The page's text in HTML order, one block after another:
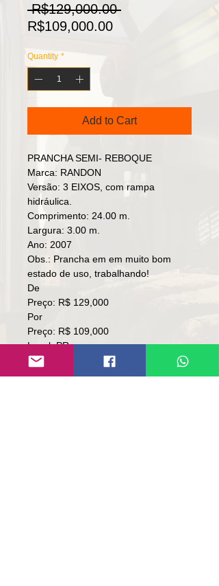
R$129,000.00 Regular
R$109,000.00Sale
Quantity *
Add to Cart
PRANCHA SEMI- REBOQUE
Marca: RANDON
Versão: 3 EIXOS, com rampa
hidráulica.
Comprimento: 24.00 m.
Largura: 3.00 m.
Ano: 2007
Obs.: Prancha em em muito bom
estado de uso, trabalhando!
De
Preço: R$ 129,000
Por
Preço: R$ 109,000
Local: PR
👉🏻SOMENTE À VISTA.
👉🏻SEM TROCA.